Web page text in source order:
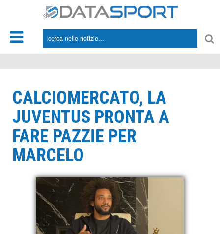
CALCIOMERCATO, LA
JUVENTUS PRONTA A
FARE PAZZIE PER
MARCELO